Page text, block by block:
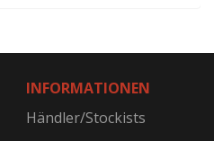
INFORMATIONEN
Händler/Stockists